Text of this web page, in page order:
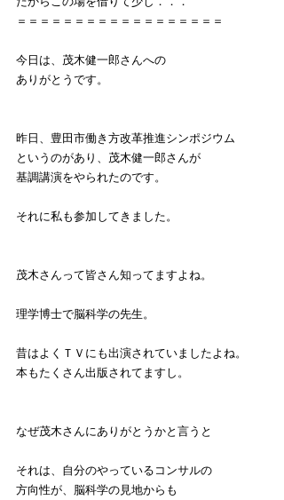
＝＝＝＝＝＝＝＝＝＝＝＝＝＝＝＝＝＝
今日は、茂木健一郎さんへの
ありがとうです。
昨日、豊田市働き方改革推進シンポジウム
というのがあり、茂木健一郎さんが
基調講演をやられたのです。
それに私も参加してきました。
茂木さんって皆さん知ってますよね。
理学博士で脳科学の先生。
昔はよくＴＶにも出演されていましたよね。
本もたくさん出版されてますし。
なぜ茂木さんにありがとうかと言うと
それは、自分のやっているコンサルの
方向性が、脳科学の見地からも